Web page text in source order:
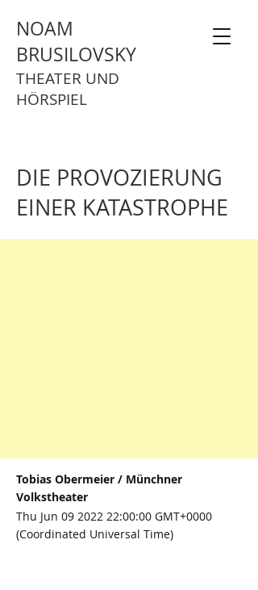
NOAM
BRUSILOVSKY
THEATER UND
HÖRSPIEL
Tobias Obermeier / Münchner
Volkstheater
Thu Jun 09 2022 22:00:00 GMT+0000
(Coordinated Universal Time)
DIE PROVOZIERUNG
EINER KATASTROPHE